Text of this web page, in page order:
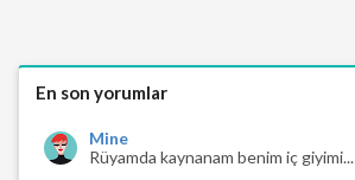
En son yorumlar
Mine
Rüyamda kaynanam benim iç giyimi...